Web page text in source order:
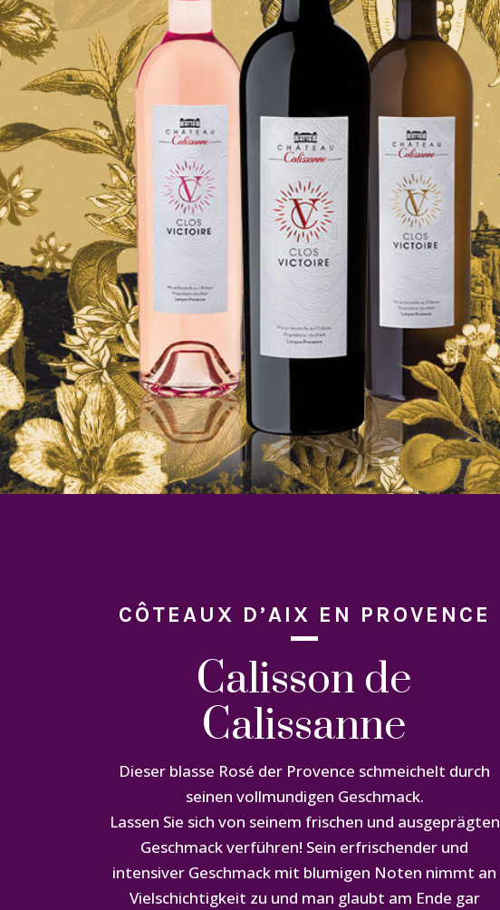
CÔTEAUX D’AIX EN PROVENCE
Calisson de
Calissanne
Dieser blasse Rosé der Provence schmeichelt durch
seinen vollmundigen Geschmack.
Lassen Sie sich von seinem frischen und ausgeprägten
Geschmack verführen! Sein erfrischender und
intensiver Geschmack mit blumigen Noten nimmt an
Vielschichtigkeit zu und man glaubt am Ende gar